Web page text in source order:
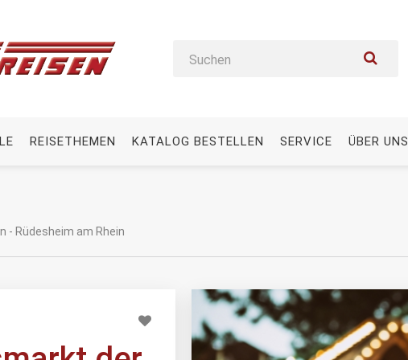
REISETHEMEN KATALOG BESTELLEN SERVICE ÜBER UNS
- Rüdesheim am Rhein